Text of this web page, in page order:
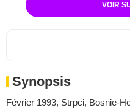
VOIR
Synopsis
Février 1993, Strpci, Bosnie-